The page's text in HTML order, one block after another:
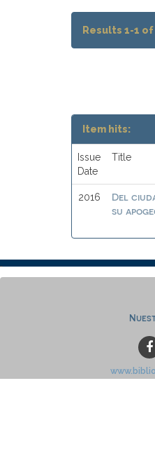
Results 1-1
Item hits:
Issue
Date
Title
2016
Del
su